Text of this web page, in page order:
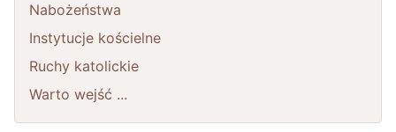
Nabożeństwa
Instytucje kościelne
Ruchy katolickie
Warto wejść ...